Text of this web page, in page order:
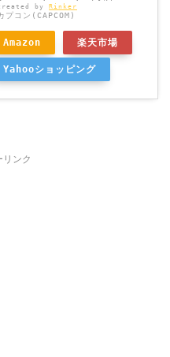
by Rinker
プコン(CAPCOM)
Amazon 楽天市場
Yahooショッピング
リンク